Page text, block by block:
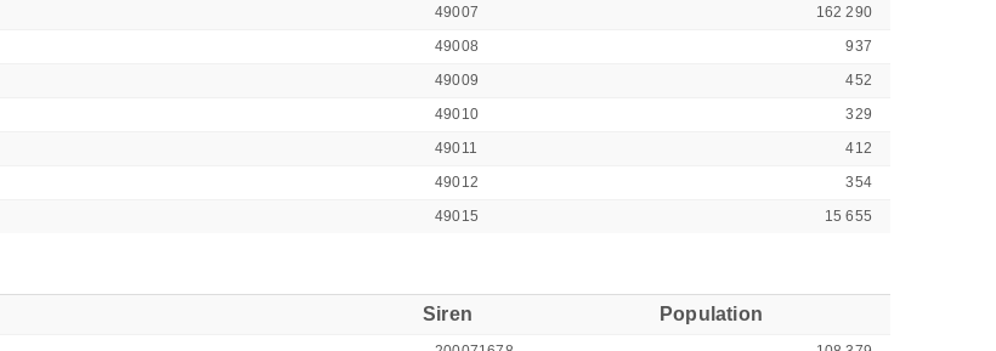
49007
162 290
49008
937
49009
452
49010
329
49011
412
49012
354
49015 15 655
Siren Population